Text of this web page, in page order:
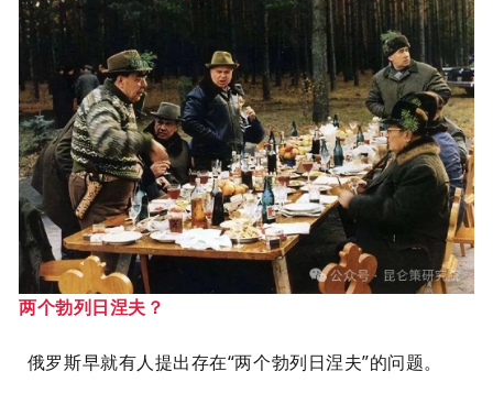
两个勃列日涅夫 ？
俄罗斯早就有人提出存在“两个勃列日涅夫”的问题。